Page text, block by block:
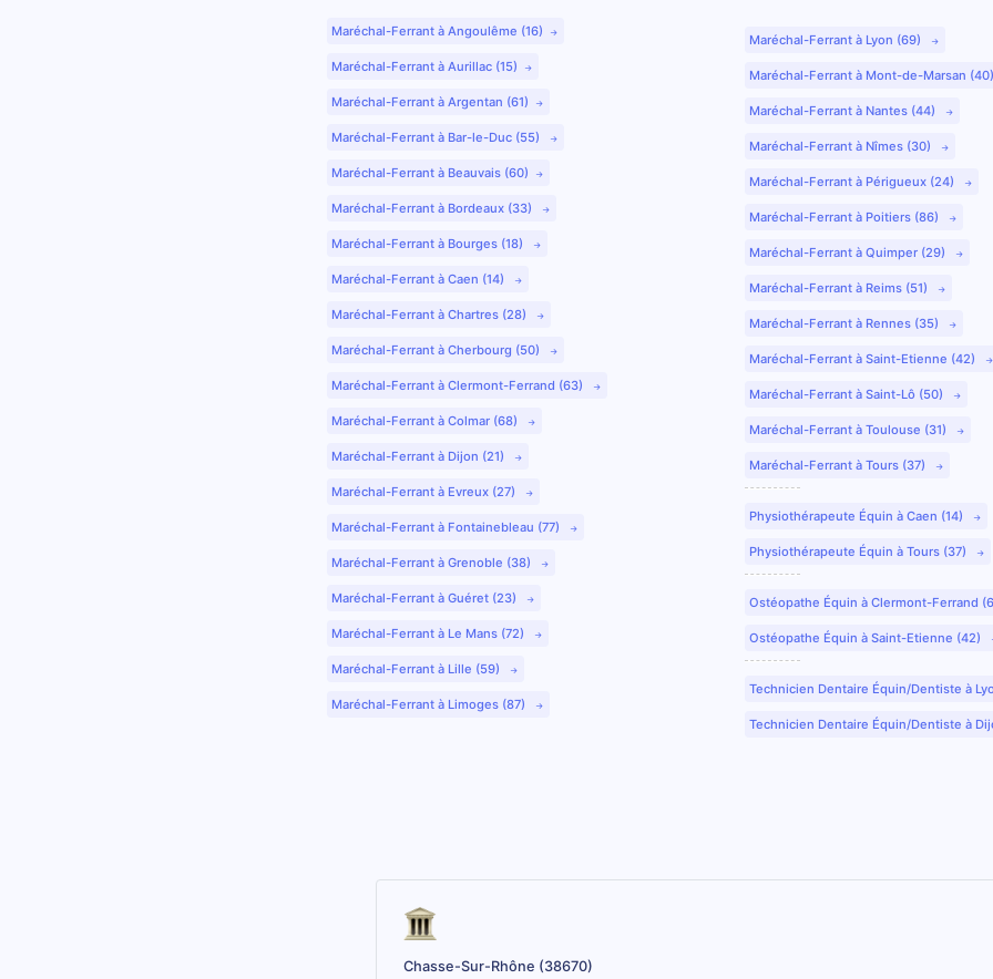
Maréchal-Ferrant à Angoulême (16)
Maréchal-Ferrant à Aurillac (15)
Maréchal-Ferrant à Argentan (61)
Maréchal-Ferrant à Bar-le-Duc (55)
Maréchal-Ferrant à Beauvais (60)
Maréchal-Ferrant à Bordeaux (33)
Maréchal-Ferrant à Bourges (18)
Maréchal-Ferrant à Caen (14)
Maréchal-Ferrant à Chartres (28)
Maréchal-Ferrant à Cherbourg (50)
Maréchal-Ferrant à Clermont-Ferrand (63)
Maréchal-Ferrant à Colmar (68)
Maréchal-Ferrant à Dijon (21)
Maréchal-Ferrant à Evreux (27)
Maréchal-Ferrant à Fontainebleau (77)
Maréchal-Ferrant à Grenoble (38)
Maréchal-Ferrant à Guéret (23)
Maréchal-Ferrant à Le Mans (72)
Maréchal-Ferrant à Lille (59)
Maréchal-Ferrant à Limoges (87)
Maréchal-Ferrant à Lyon (69)
Maréchal-Ferrant à Mont-de-Marsan
Maréchal-Ferrant à Nantes (44)
Maréchal-Ferrant à Nîmes (30)
Maréchal-Ferrant à Périgueux (24)
Maréchal-Ferrant à Poitiers (86)
Maréchal-Ferrant à Quimper (29)
Maréchal-Ferrant à Reims (51)
Maréchal-Ferrant à Rennes (35)
Maréchal-Ferrant à Saint-Etienne (42)
Maréchal-Ferrant à Saint-Lô (50)
Maréchal-Ferrant à Toulouse (31)
Maréchal-Ferrant à Tours (37)
Physiothérapeute Équin à Caen (14)
Physiothérapeute Équin à Tours (37)
Ostéopathe Équin à Clermont-Ferrand
Ostéopathe Équin à Saint-Etienne (42)
Technicien Dentaire Équin/Dentiste à
Technicien Dentaire Équin/Dentiste à
Chasse-Sur-Rhône (38670)